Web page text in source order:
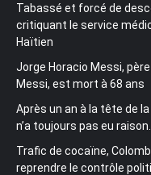
Tabassé et forcé de
critiquant le service
Haïtien
Jorge Horacio Messi,
Messi, est mort à 68 ans
Après un an à la tête de
n’a toujours pas eu raison…
Trafic de cocaïne,
reprendre le contrôle